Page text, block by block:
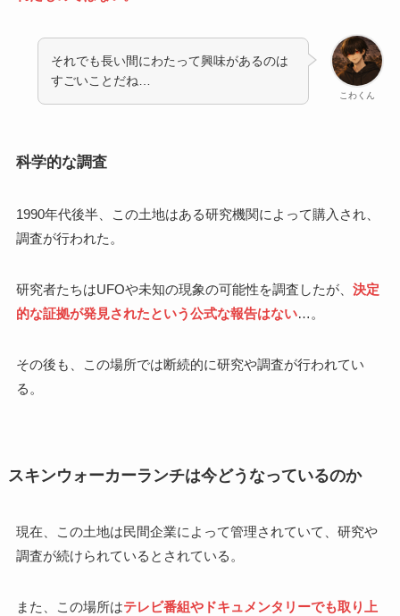
こわくん
それでも長い間にわたって興味があるのは
すごいことだね…
科学的な調査
1990年代後半、この土地はある研究機関によって購入され、
調査が行われた。
研究者たちはUFOや未知の現象の可能性を調査したが、 決定
的な証拠が発見されたという公式な報告はない…。
その後も、この場所では断続的に研究や調査が行われてい
る。
スキンウォーカーランチは今どうなっているのか
現在、この土地は民間企業によって管理されていて、研究や
調査が続けられているとされている。
また、この場所はテレビ番組やドキュメンタリーでも取り上